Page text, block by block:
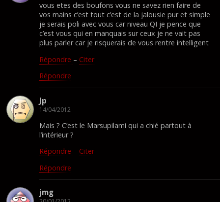
vous etes des boufons vous ne savez rien faire de
vos mains c’est tout c’est de la jalousie pur et simple
je serais poli avec vous car niveau QI je pence que
c’est vous qui en manquais sur ceux je ne vait pas
plus parler car je risquerais de vous rentre intelligent
Répondre – Citer
Répondre
Jp
14/04/2012
Mais ? C’est le Marsupilami qui a chié partout à
l’intérieur ?
Répondre – Citer
Répondre
jmg